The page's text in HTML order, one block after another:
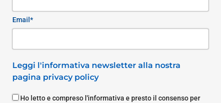
Email*
Leggi l'informativa newsletter alla nostra
pagina privacy policy
Ho letto e compreso l'informativa e presto il consenso per